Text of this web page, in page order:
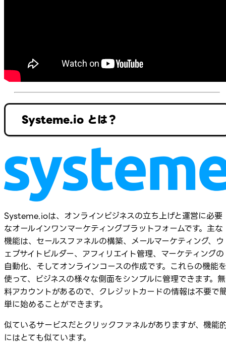
Systeme.io とは？
Systeme.ioは、オンラインビジネスの立ち上げと運営に必要
なオールインワンマーケティングプラットフォームです。主な
機能は、セールスファネルの構築、メールマーケティング、ウ
ェブサイトビルダー、アフィリエイト管理、マーケティングの
自動化、そしてオンラインコースの作成です。これらの機能を
使って、ビジネスの様々な側面をシンプルに管理できます。無
料アカウントがあるので、クレジットカードの情報は不要で
単に始めることができます。
似ているサービスだとクリックファネルがありますが、機能
にはとても似ています。